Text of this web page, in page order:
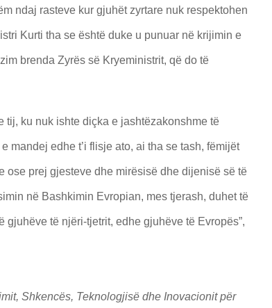
ndaj rasteve kur gjuhët zyrtare nuk respektohen
Kurti tha se është duke u punuar në krijimin e
brenda Zyrës së Kryeministrit, që do të
tij, ku nuk ishte diçka e jashtëzakonshme të
mandej edhe t’i flisje ato, ai tha se tash, fëmijët
ose prej gjesteve dhe mirësisë dhe dijenisë së të
në Bashkimin Evropian, mes tjerash, duhet të
të njëri-tjetrit, edhe gjuhëve të Evropës”,
Shkencës, Teknologjisë dhe Inovacionit për